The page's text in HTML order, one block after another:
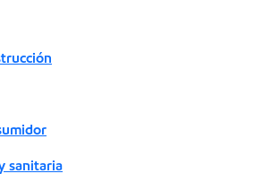
sanitaria